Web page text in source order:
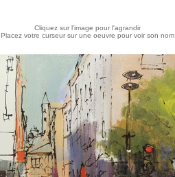
Cliquez sur l'image pour l'agrandir
Placez votre curseur sur une oeuvre pour voir son nom